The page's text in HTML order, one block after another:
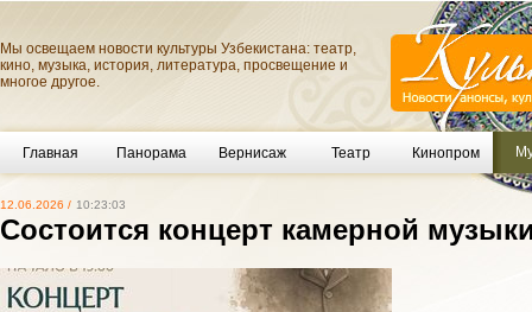
Мы освещаем новости культуры Узбекистана: театр,
кино, музыка, история, литература, просвещение и
многое другое.
Главная Панорама Вернисаж Театр Кинопром
12.06.2026 / 10:23:03
Состоится концерт камерной